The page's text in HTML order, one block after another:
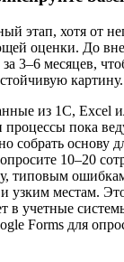
этап, хотя от
оценки. До
3–6 месяцев,
картину.
из 1C, Excel
пока
собрать основу
10–20
типовым
узким местам.
в учетные
Forms для